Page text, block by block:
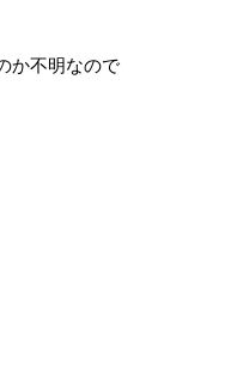
か不明なので